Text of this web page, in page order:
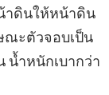
าดินให้หน้าดิน
ณะตัวจอบเป็น
น้ำหนักเบากว่า